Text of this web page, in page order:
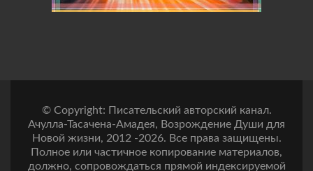
© Copyright: Писательский авторский канал.
Ачулла-Тасачена-Амадея, Возрождение Души для
Новой жизни, 2012 -2026. Все права защищены.
Полное или частичное копирование материалов,
должно, сопровождаться прямой индексируемой